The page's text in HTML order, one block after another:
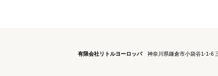
有限会社リトルヨーロッパ 神奈川県鎌倉市小袋谷1-1-6